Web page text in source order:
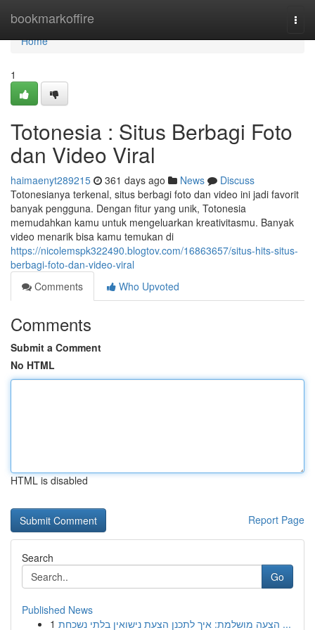
bookmarkoffire
Home
Home
1
Totonesia : Situs Berbagi Foto
dan Video Viral
haimaenyt289215 361 days ago News
Discuss
Totonesianya terkenal, situs berbagi foto dan video ini jadi favorit
banyak pengguna. Dengan fitur yang unik, Totonesia
memudahkan kamu untuk mengeluarkan kreativitasmu. Banyak
video menarik bisa kamu temukan di
https://nicolemspk322490.blogtov.com/16863657/situs-hits-situs-
berbagi-foto-dan-video-viral
Comments
Who Upvoted
Comments
Submit a Comment
No HTML
HTML is disabled
Report Page
Search
Go
Published News
1
הצעה מושלמת: איך לתכנן הצעת נישואין בלתי נשכחת ...